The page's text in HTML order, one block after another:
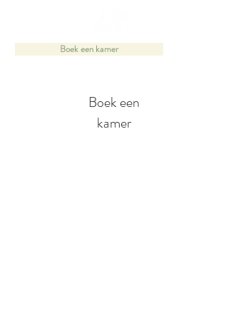
Boek een kamer
Boek een
kamer